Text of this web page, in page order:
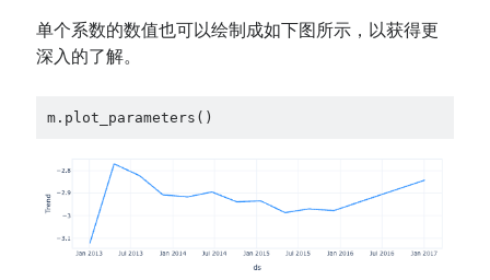
单个系数的数值也可以绘制成如下图所示，以获得更
深入的了解。
m.plot_parameters()